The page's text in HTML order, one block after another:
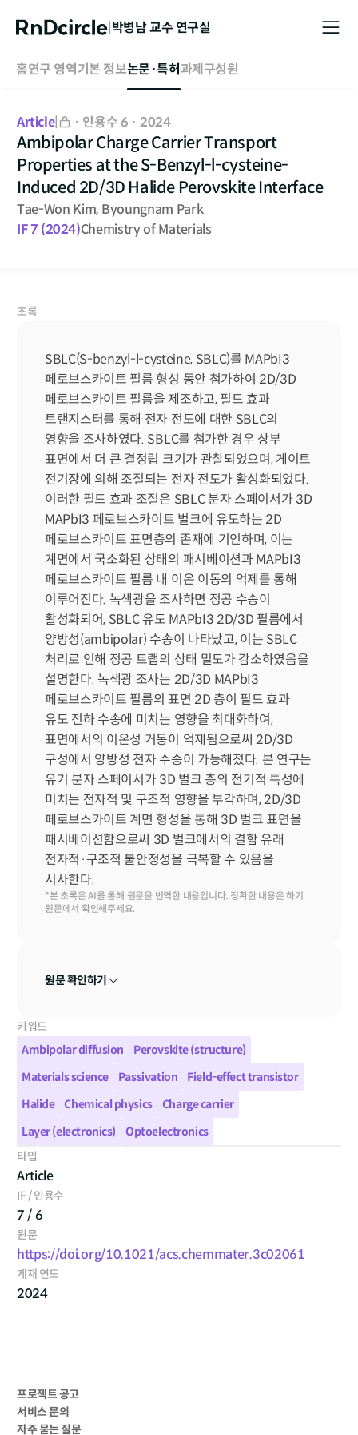
|박병남교수 연구실
홈연구 영역기본 정보논문·특허과제 구성원
Article| · 인용수 6 · 2024
Ambipolar Charge Carrier Transport
Properties at the S-Benzyl-l-cysteine-
Induced 2D/3D Halide Perovskite Interface
Tae-Won Kim, Byoungnam Park
IF7 (2024)Chemistry of Materials
초록
SBLC(S-benzyl-l-cysteine, SBLC)를 MAPbI3
페로브스카이트 필름 형성 동안 첨가하여 2D/3D
페로브스카이트 필름을 제조하고, 필드 효과
트랜지스터를 통해 전자 전도에 대한 SBLC의
영향을 조사하였다. SBLC를 첨가한 경우 상부
표면에서 더 큰 결정립 크기가 관찰되었으며, 게이트
전기장에 의해 조절되는 전자 전도가 활성화되었다.
이러한 필드 효과 조절은 SBLC 분자 스페이서가 3D
MAPbI3 페로브스카이트 벌크에 유도하는 2D
페로브스카이트 표면층의 존재에 기인하며, 이는
계면에서 국소화된 상태의 패시베이션과 MAPbI3
페로브스카이트 필름 내 이온 이동의 억제를 통해
이루어진다. 녹색광을 조사하면 정공 수송이
활성화되어, SBLC 유도 MAPbI3 2D/3D 필름에서
양방성(ambipolar) 수송이 나타났고, 이는 SBLC
처리로 인해 정공 트랩의 상태 밀도가 감소하였음을
설명한다. 녹색광 조사는 2D/3D MAPbI3
페로브스카이트 필름의 표면 2D 층이 필드 효과
유도 전하 수송에 미치는 영향을 최대화하여,
표면에서의 이온성 거동이 억제됨으로써 2D/3D
구성에서 양방성 전자 수송이 가능해졌다. 본 연구는
유기 분자 스페이서가 3D 벌크 층의 전기적 특성에
미치는 전자적 및 구조적 영향을 부각하며, 2D/3D
페로브스카이트 계면 형성을 통해 3D 벌크 표면을
패시베이션함으로써 3D 벌크에서의 결함 유래
전자적·구조적 불안정성을 극복할 수 있음을
시사한다.
*본 초록은 AI를 통해 원문을 번역한 내용입니다. 정확한 내용은 하기
원문에서 확인해주세요.
원문 확인하기
키워드
Ambipolar diffusion
Perovskite (structure)
Materials science
Passivation
Field-effect transistor
Halide
Chemical physics
Charge carrier
Layer (electronics)
Optoelectronics
타입
Article
IF / 인용수
7 / 6
원문
https://doi.org/10.1021/acs.chemmater.3c02061
게재 연도
2024
프로젝트 공고
서비스 문의
자주 묻는 질문